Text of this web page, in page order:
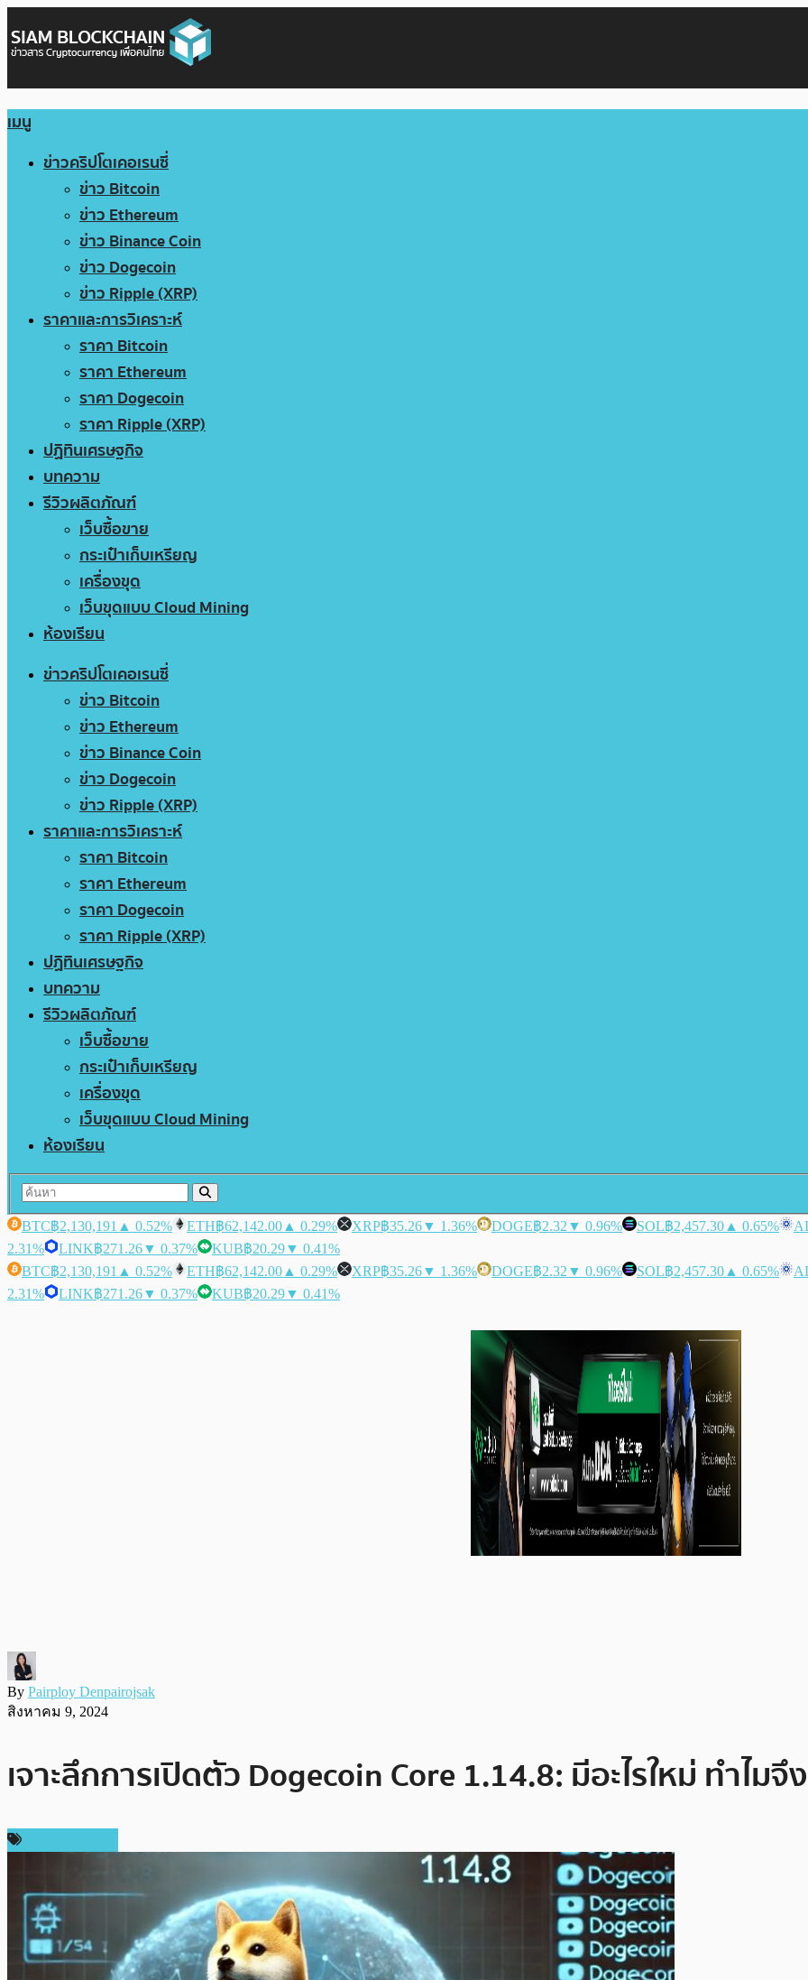
เมนู
ข่าวคริปโตเคอเรนซี่
ข่าว Bitcoin
ข่าว Ethereum
ข่าว Binance Coin
ข่าว Dogecoin
ข่าว Ripple (XRP)
ราคาและการวิเคราะห์
ราคา Bitcoin
ราคา Ethereum
ราคา Dogecoin
ราคา Ripple (XRP)
ปฏิทินเศรษฐกิจ
บทความ
รีวิวผลิตภัณฑ์
เว็บซื้อขาย
กระเป๋าเก็บเหรียญ
เครื่องขุด
เว็บขุดแบบ Cloud Mining
ห้องเรียน
ข่าวคริปโตเคอเรนซี่
ข่าว Bitcoin
ข่าว Ethereum
ข่าว Binance Coin
ข่าว Dogecoin
ข่าว Ripple (XRP)
ราคาและการวิเคราะห์
ราคา Bitcoin
ราคา Ethereum
ราคา Dogecoin
ราคา Ripple (XRP)
ปฏิทินเศรษฐกิจ
บทความ
รีวิวผลิตภัณฑ์
เว็บซื้อขาย
กระเป๋าเก็บเหรียญ
เครื่องขุด
เว็บขุดแบบ Cloud Mining
ห้องเรียน
BTC฿2,130,191 ▲ 0.52% ETH฿62,142.00 ▲ 0.29% XRP฿35.26▼ 1.36% DOGE฿2.32 ▼ 0.96% SOL฿2,457.30 ▲ 0.65%
2.31%
LINK฿271.26▼ 0.37% KUB฿20.29▼ 0.41%
BTC฿2,130,191 ▲ 0.52% ETH฿62,142.00 ▲ 0.29% XRP฿35.26▼ 1.36% DOGE฿2.32 ▼ 0.96% SOL฿2,457.30 ▲ 0.65%
2.31%
LINK฿271.26▼ 0.37% KUB฿20.29▼ 0.41%
By Pairploy Denpairojsak
สิงหาคม 9, 2024
เจาะลึกการเปิดตัว Dogecoin Core 1.14.8: มีอะไรใหม่ ทำไม